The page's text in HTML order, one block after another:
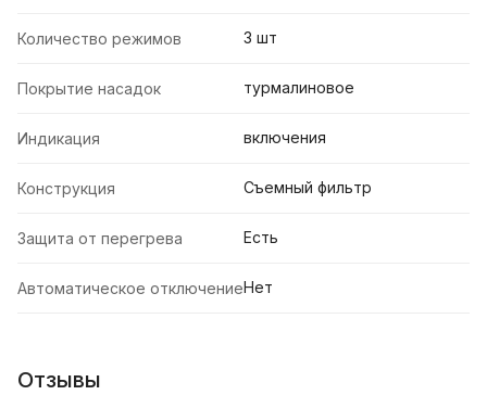
Количество режимов 3 шт
Покрытие насадок турмалиновое
Индикация включения
Конструкция Съемный фильтр
Защита от перегрева Есть
Автоматическое отключениеНет
Отзывы